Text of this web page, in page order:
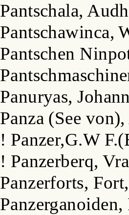
Pantschala, Audh
Pantschawinca,
Pantschen
Panuryas,
Panza (See
! Panzer,G.W
! Panzerberq,
Panzerforts,